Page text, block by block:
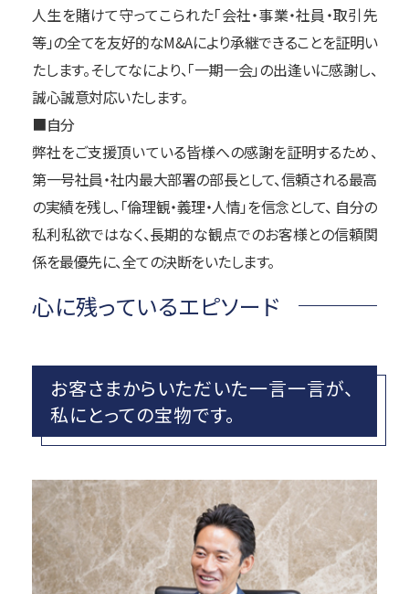
人生を賭けて守ってこられた「会社・事業・社員・取引先
等」の全てを友好的なM&Aにより承継できることを証明い
たします。そしてなにより、「一期一会」の出逢いに感謝し、
誠心誠意対応いたします。
■自分
弊社をご支援頂いている皆様への感謝を証明するため、
第一号社員・社内最大部署の部長として、信頼される最高
の実績を残し、「倫理観・義理・人情」を信念として、 自分の
私利私欲ではなく、長期的な観点でのお客様との信頼関
係を最優先に、全ての決断をいたします。
心に残っているエピソード
お客さまからいただいた一言一言が、
私にとっての宝物です。